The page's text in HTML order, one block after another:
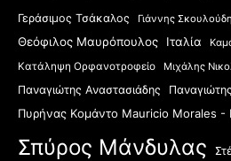
Γεράσιμος Τσάκαλος Γιάννης
Θεόφιλος Μαυρόπουλος Ιταλία
Κατάληψη Ορφανοτροφείο
Μιχάλης
Παναγιώτης Αναστασιάδης
Πυρήνας Κομάντο Mauricio Morales -
Σπύρος Μάνδυλας